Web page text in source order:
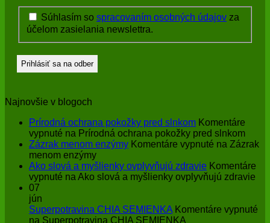
Súhlasím so spracovaním osobných údajov za
účelom zasielania newslettra.
Najnovšie v blogoch
Prírodná ochrana pokožky pred slnkom Komentáre
vypnuté na Prírodná ochrana pokožky pred slnkom
Zázrak menom enzýmy Komentáre vypnuté na Zázrak
menom enzýmy
Ako slová a myšlienky ovplyvňujú zdravie Komentáre
vypnuté na Ako slová a myšlienky ovplyvňujú zdravie
07
jún
Superpotravina CHIA SEMIENKA Komentáre vypnuté
na Superpotravina CHIA SEMIENKA